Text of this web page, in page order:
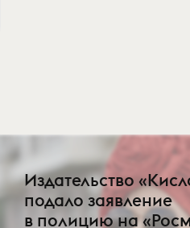
Издательство
подало заявление
в полицию на